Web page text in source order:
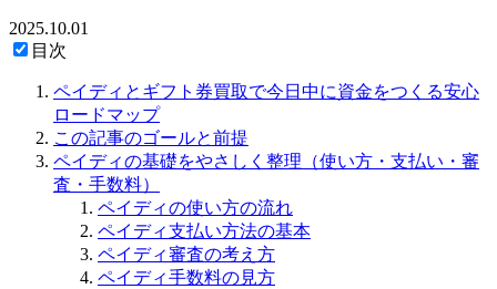
2025.10.01
目次
ペイディとギフト券買取で今日中に資金をつくる安心
ロードマップ
この記事のゴールと前提
ペイディの基礎をやさしく整理（使い方・支払い・審
査・手数料）
ペイディの使い方の流れ
ペイディ支払い方法の基本
ペイディ審査の考え方
ペイディ手数料の見方